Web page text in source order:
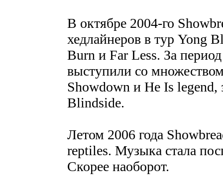
В октябре 2004-го
хедлайнеров в тур Yong
Burn и Far Less. За
выступили со
Showdown и He Is legend,
Blindside.
Летом 2006 года
reptiles. Музыка стала
Скорее наоборот.